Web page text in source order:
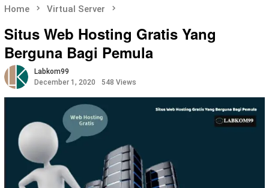
Home Virtual Server
Situs Web Hosting Gratis Yang
Berguna Bagi Pemula
Labkom99
December 1, 2020
548 Views